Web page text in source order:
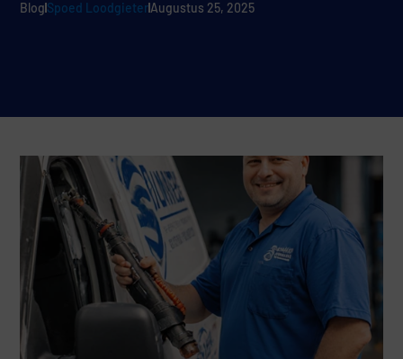
BlogSpoed LoodgieterAugustus 25, 2025